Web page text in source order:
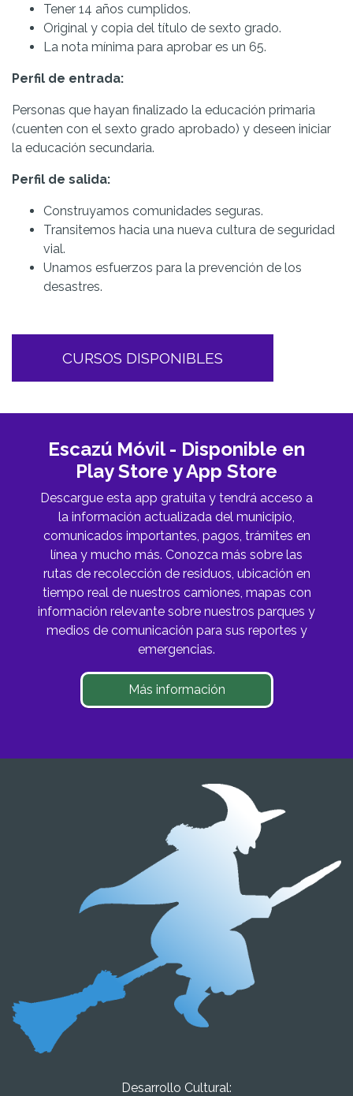
Tener 14 años cumplidos.
Original y copia del título de sexto grado.
La nota mínima para aprobar es un 65.
Perfil de entrada:
Personas que hayan finalizado la educación primaria
(cuenten con el sexto grado aprobado) y deseen iniciar
la educación secundaria.
Perfil de salida:
Construyamos comunidades seguras.
Transitemos hacia una nueva cultura de seguridad
vial.
Unamos esfuerzos para la prevención de los
desastres.
CURSOS DISPONIBLES
Escazú Móvil - Disponible en
Play Store y App Store
Descargue esta app gratuita y tendrá acceso a
la información actualizada del municipio,
comunicados importantes, pagos, trámites en
línea y mucho más. Conozca más sobre las
rutas de recolección de residuos, ubicación en
tiempo real de nuestros camiones, mapas con
información relevante sobre nuestros parques y
medios de comunicación para sus reportes y
emergencias.
Más información
Desarrollo Cultural: